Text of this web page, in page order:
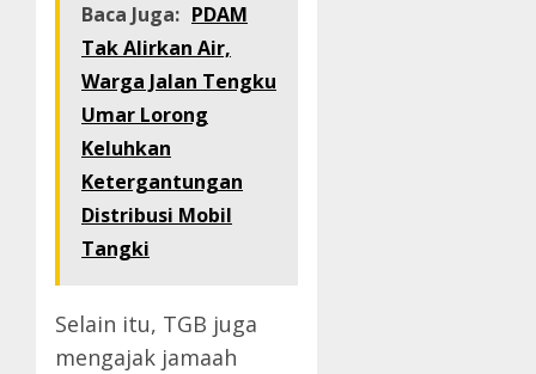
Baca Juga: PDAM
Tak Alirkan Air,
Warga Jalan Tengku
Umar Lorong
Keluhkan
Ketergantungan
Distribusi Mobil
Tangki
Selain itu, TGB juga
mengajak jamaah